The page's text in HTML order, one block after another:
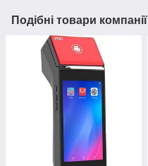
Подібні товари компанії